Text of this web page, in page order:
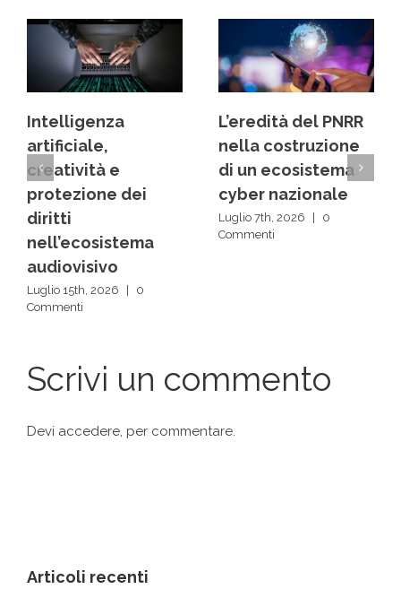
L’eredità del PNRR
nella costruzione
di un ecosistema
cyber nazionale
Luglio 7th, 2026
Commenti
Dai back office ai
centri decisionali:
la rivoluzione
silenziosa delle IA
Luglio 1st, 2026
0
Commenti
Scrivi un commento